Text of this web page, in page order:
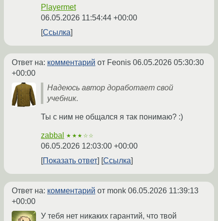
Playermet
06.05.2026 11:54:44 +00:00
Ссылка
Ответ на: комментарий от Feonis 06.05.2026 05:30:30
+00:00
Надеюсь автор доработает свой
учебник.
Ты с ним не общался я так понимаю? :)
zabbal ★★★☆☆
06.05.2026 12:03:00 +00:00
Показать ответ
Ссылка
Ответ на: комментарий от monk 06.05.2026 11:39:13
+00:00
У тебя нет никаких гарантий, что твой